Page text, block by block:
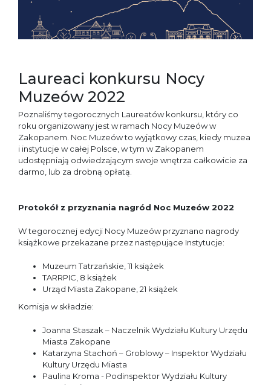
Laureaci konkursu Nocy
Muzeów 2022
Poznaliśmy tegorocznych Laureatów konkursu, który co
roku organizowany jest w ramach Nocy Muzeów w
Zakopanem. Noc Muzeów to wyjątkowy czas, kiedy muzea
i instytucje w całej Polsce, w tym w Zakopanem
udostępniają odwiedzającym swoje wnętrza całkowicie za
darmo, lub za drobną opłatą.
Protokół z przyznania nagród Noc Muzeów 2022
W tegorocznej edycji Nocy Muzeów przyznano nagrody
książkowe przekazane przez następujące Instytucje:
Muzeum Tatrzańskie, 11 książek
TARRPIC, 8 książek
Urząd Miasta Zakopane, 21 książek
Komisja w składzie:
Joanna Staszak – Naczelnik Wydziału Kultury Urzędu
Miasta Zakopane
Katarzyna Stachoń – Groblowy – Inspektor Wydziału
Kultury Urzędu Miasta
Paulina Kroma - Podinspektor Wydziału Kultury